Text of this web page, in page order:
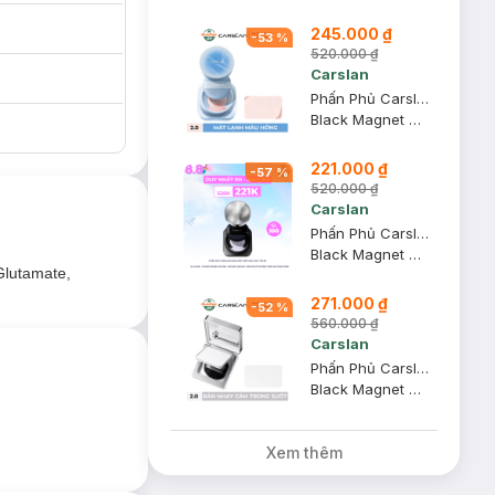
2 phiên bản:
-53 % 245.000 ₫
520.000 ₫
Carslan
Phấn Phủ Carslan Dạng Bột Mát Lạnh Màu Hồng 8g
Black Magnet Soft Focus Make-Up Powder 05 - 2.0 #Pink
-57 % 221.000 ₫
520.000 ₫
Carslan
Phấn Phủ Carslan Dạng Bột Kiềm Dầu Màu Tím 8g
Black Magnet Soft Focus Make-Up Powder 2.0 #Purple
-52 % 271.000 ₫
560.000 ₫
Carslan
Phấn Phủ Carslan Dạng Nén Nhạy Cảm Màu Trong Suốt 8g
Black Magnet Soft Focus Powder 2.0
Xem thêm